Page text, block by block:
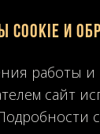
особая
но они
Cookie и
работы и
сайт